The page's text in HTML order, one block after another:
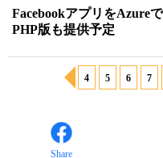
FacebookアプリをAzure
PHP版も提供予定
4 5 6 7
Share